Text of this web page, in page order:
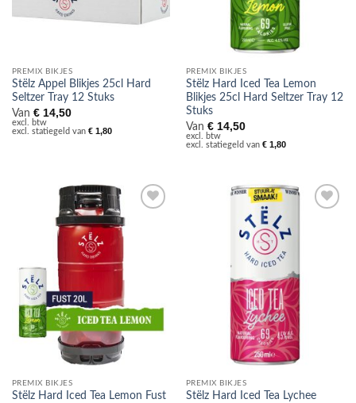
PREMIX BIKJES
Stëlz Appel Blikjes 25cl Hard
Seltzer Tray 12 Stuks
Van €14,50
excl. btw
excl. statiegeld van €1,80
PREMIX BIKJES
Stëlz Hard Iced Tea Lemon
Blikjes 25cl Hard Seltzer Tray 12
Stuks
Van €14,50
excl. btw
excl. statiegeld van €1,80
Toevoegen
PREMIX BIKJES
Stëlz Hard Iced Tea Lemon Fust
PREMIX BIKJES
Stëlz Hard Iced Tea Lychee